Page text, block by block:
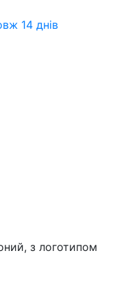
14 днів
з логотипом